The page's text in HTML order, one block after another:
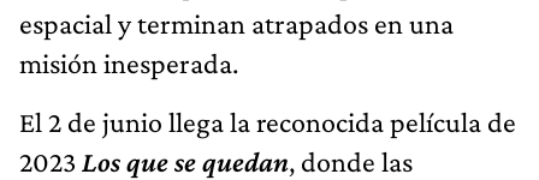
espacial y terminan atrapados en una
misión inesperada.
El 2 de junio llega la reconocida película de
2023 Los que se quedan, donde las